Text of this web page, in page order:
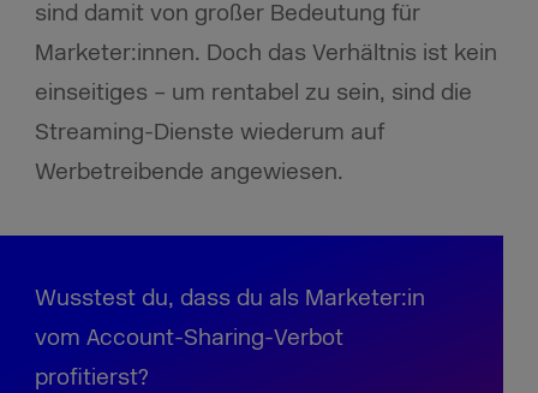
sind damit von großer Bedeutung für
Marketer:innen. Doch das Verhältnis ist kein
einseitiges – um rentabel zu sein, sind die
Streaming-Dienste wiederum auf
Werbetreibende angewiesen.
Wusstest du, dass du als Marketer:in
vom Account-Sharing-Verbot
profitierst?